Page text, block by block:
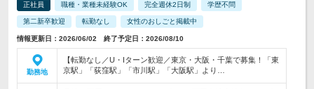
正社員 職種・業種未経験OK 完全週休2日制 学歴不問
第二新卒歓迎 転勤なし 女性のおしごと掲載中
情報更新日：2026/06/02 終了予定日：2026/08/10
勤務地
【転勤なし／U・Iターン歓迎／東京・大阪・千葉で募集！「東
京駅」「荻窪駅」「市川駅」「大阪駅」より…